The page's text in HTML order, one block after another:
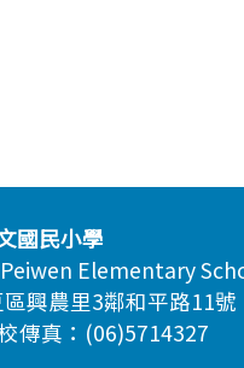
國民小學
Elementary
興農里3鄰和平路11號
傳真：(06)5714327